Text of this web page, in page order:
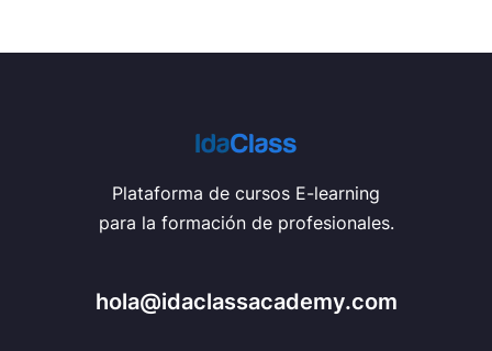
Plataforma de cursos E-learning
para la formación de profesionales.
hola@idaclassacademy.com